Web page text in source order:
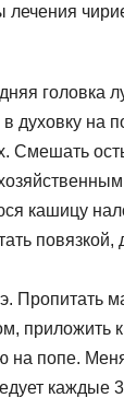
головка
духовку на
Смешать
кашицу
повязкой,
Пропитать
приложить к
на попе.
каждые